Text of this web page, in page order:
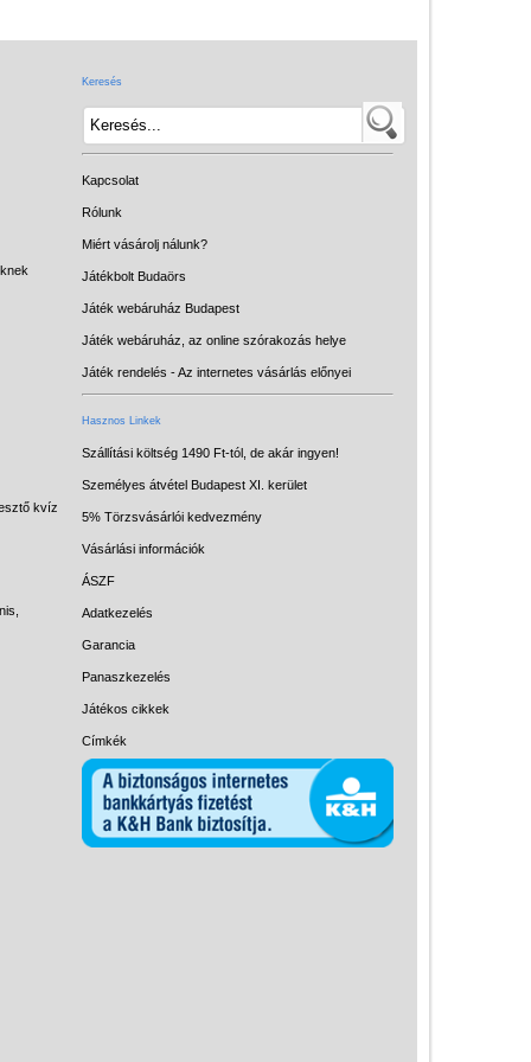
kvíz
Keresés
Kapcsolat
Rólunk
Miért vásárolj nálunk?
Játékbolt Budaörs
Játék webáruház Budapest
Játék webáruház, az online szórakozás helye
Játék rendelés - Az internetes vásárlás előnyei
Hasznos Linkek
Szállítási költség 1490 Ft-tól, de akár ingyen!
Személyes átvétel Budapest XI. kerület
5% Törzsvásárlói kedvezmény
Vásárlási információk
ÁSZF
Adatkezelés
Garancia
Panaszkezelés
Játékos cikkek
Címkék
Intelligens gyurma
Licenszes TOP
gyerekajándékok
LOGICO
LÜK
Papírszínház
Pixelhobby